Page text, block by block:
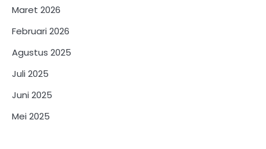
Maret 2026
Februari 2026
Agustus 2025
Juli 2025
Juni 2025
Mei 2025